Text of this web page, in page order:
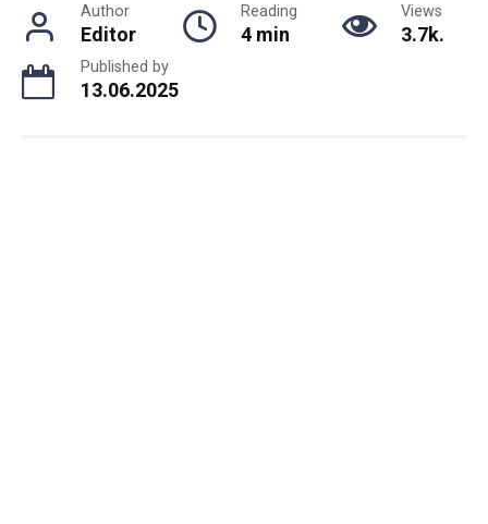
Author
Editor
Reading
4 min
Views
3.7k.
Published by
13.06.2025